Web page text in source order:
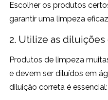
Escolher os produtos
garantir uma limpeza
2. Utilize as diluições
Produtos de limpeza
e devem ser diluídos em
diluição correta é essencial: